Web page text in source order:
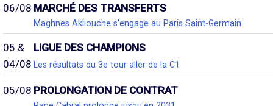
06/08 MARCHÉ DES TRANSFERTS
Maghnes Akliouche s'engage au Paris Saint-Germain
05 &
04/08
LIGUE DES CHAMPIONS
Les résultats du 3e tour aller de la C1
05/08 PROLONGATION DE CONTRAT